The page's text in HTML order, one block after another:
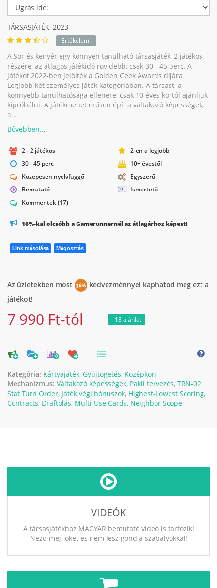
TÁRSASJÁTÉK, 2023
Értékelem!
A Sör és kenyér egy könnyen tanulható társasjáték, 2 játékos
részére, az átlagos játékidő rövidebb, csak 30 - 45 perc. A
játékot 2022-ben jelölték a Golden Geek Awards díjára
Legjobb két személyes játék kategóriában. A társast, a
könnyebb tanulhatósága ellenére, csak 10 éves kortól ajánljuk
kipróbálni. A játékmenet erősen épít a váltakozó képességek,
a...
2 - 2 játékos
2-en a legjobb
30 - 45 perc
10+ évestől
Közepesen nyelvfüggő
Egyszerű
Bemutató
Ismertető
Kommentek(17)
16%-kal olcsóbb a Gamerunnernél az átlagárhoz képest!
Link másolása Megosztás
Az üzletekben most 36% kedvezménnyel kaphatod meg ezt a
játékot!
7 990 Ft-tól 18 ajánlat
0
Kategória: Kártyajáték, Gyűjtögetés, Középkori
Mechanizmus: Váltakozó képességek, Pakli tervezés, TRN-02
Stat Turn Order, Játék végi bónuszok, Highest-Lowest Scoring,
Contracts, Draftolás, Multi-Use Cards, Neighbor Scope
VIDEÓK
A társasjátékhoz MAGYAR bemutató videó is tartozik!
Nézd meg őket és nem lesz gond a szabályokkal!